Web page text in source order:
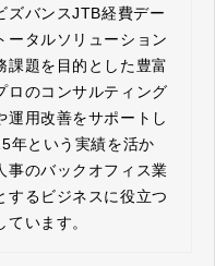
ズバンスJTB経費デー
ータルソリューション
課題を目的とした豊富
ロのコンサルティング
運用改善をサポートし
年という実績を活か
事のバックオフィス業
するビジネスに役立つ
います。